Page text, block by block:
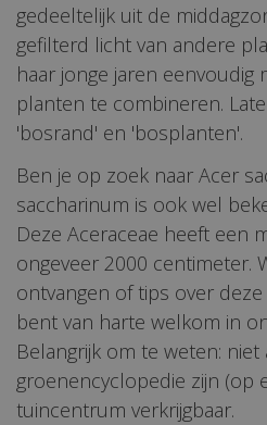
gedeeltelijk uit de
gefilterd licht van andere
haar jonge jaren eenvoudig
planten te combineren.
'bosrand' en 'bosplanten'.
Ben je op zoek naar Acer
saccharinum is ook wel
Deze Aceraceae heeft een
ongeveer 2000 centimeter.
ontvangen of tips over deze
bent van harte welkom in
Belangrijk om te weten:
groenencyclopedie zijn (op
tuincentrum verkrijgbaar.